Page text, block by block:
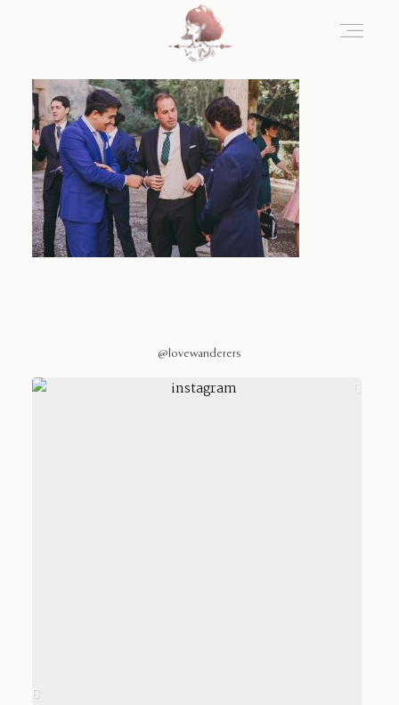
@lovewanderers
Home
Blog
Sobre Nosotros